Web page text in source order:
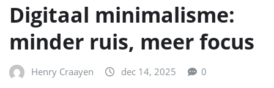
Digitaal minimalisme:
minder ruis, meer focus
Henry Craayen dec 14, 2025 0